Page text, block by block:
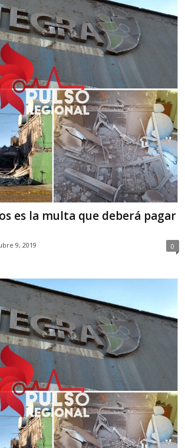
es la multa que deberá pagar
9, 2019 0